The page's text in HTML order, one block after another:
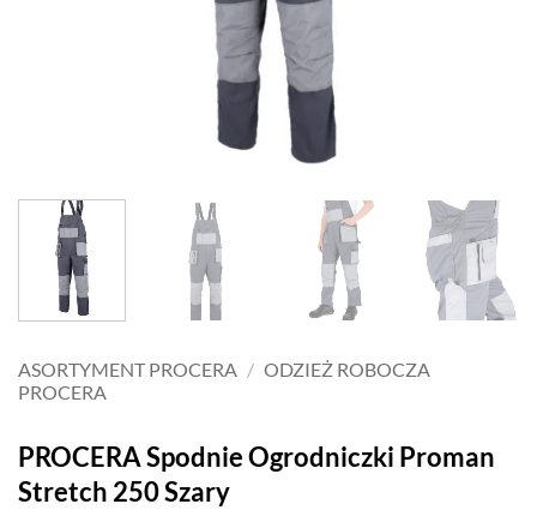
ASORTYMENT PROCERA / ODZIEŻ ROBOCZA
PROCERA
PROCERA Spodnie Ogrodniczki Proman
Stretch 250 Szary